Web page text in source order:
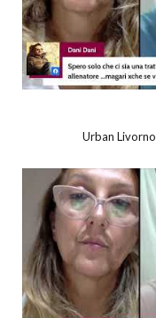
Urban Livorno